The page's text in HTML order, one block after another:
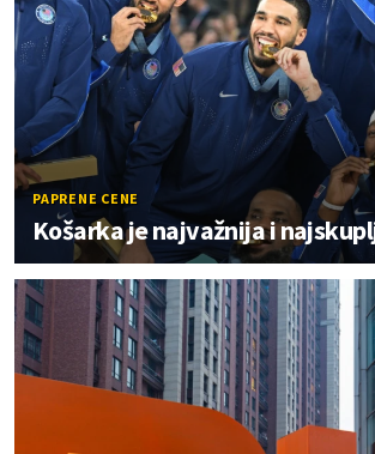
PAPRENE CENE
Košarka je najvažnija i